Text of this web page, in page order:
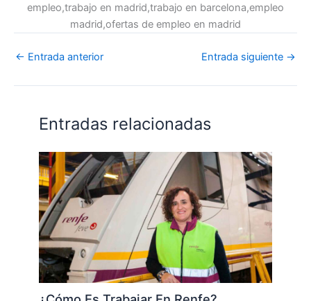
empleo,trabajo en madrid,trabajo en barcelona,empleo
madrid,ofertas de empleo en madrid
← Entrada anterior Entrada siguiente →
Entradas relacionadas